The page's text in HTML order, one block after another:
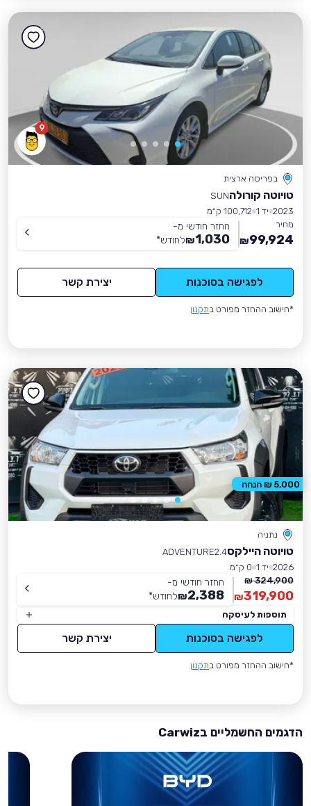
9
בפריסה ארצית
טויוטה קורולהSUN
2023 יד 1
100,712 ק״מ
מחיר
99,924
₪
החזר חודשי מ-
1,030
₪לחודש*
לפגישה בסוכנות יצירת קשר
*חישוב ההחזר מפורט בתקנון
נתניה
טויוטה היילקסADVENTURE2.4
2026 יד 1
0 ק״מ
324,900 ₪
319,900
₪
החזר חודשי מ-
2,388
₪לחודש*
תוספות לעיסקה
לפגישה בסוכנות יצירת קשר
*חישוב ההחזר מפורט בתקנון
5,000 ₪ הנחה
הדגמים החשמליים בCarwiz